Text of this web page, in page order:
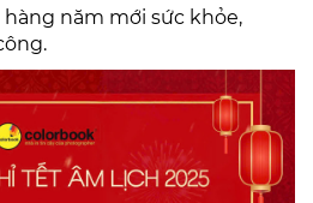
năm mới sức khỏe,